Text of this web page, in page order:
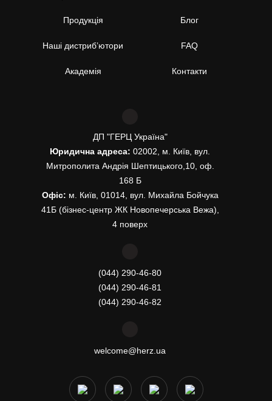
Продукція
Наші дистриб’ютори
Академія
Блог
FAQ
Контакти
ДП "ГЕРЦ Україна"
Юридична адреса: 02002, м. Київ, вул.
Митрополита Андрія Шептицького,10, оф.
168 Б
Офіс: м. Київ, 01014, вул. Михайла Бойчука
41Б (бізнес-центр ЖК Новопечерська Вежа),
4 поверх
(044) 290-46-80
(044) 290-46-81
(044) 290-46-82
welcome@herz.ua